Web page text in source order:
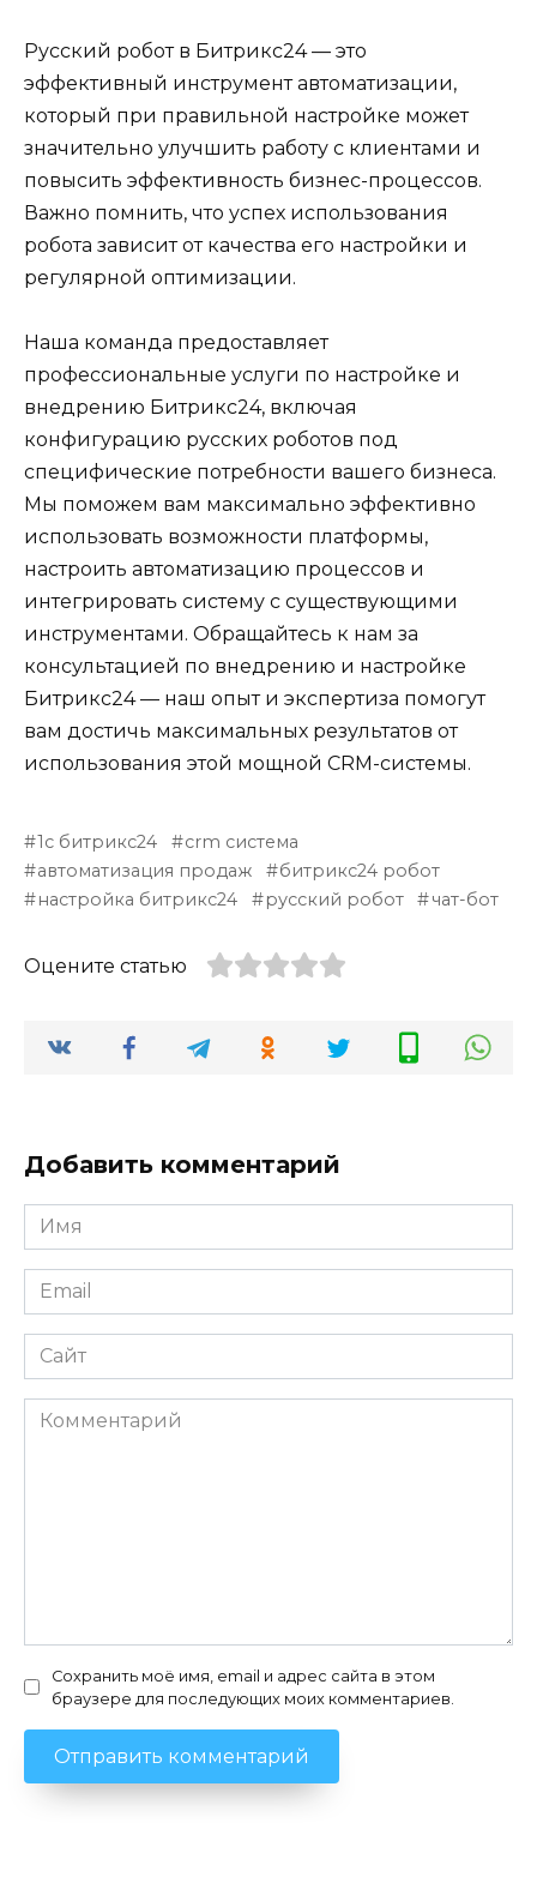
Русский робот в Битрикс24 — это
эффективный инструмент автоматизации,
который при правильной настройке может
значительно улучшить работу с клиентами и
повысить эффективность бизнес-процессов.
Важно помнить, что успех использования
робота зависит от качества его настройки и
регулярной оптимизации.
Наша команда предоставляет
профессиональные услуги по настройке и
внедрению Битрикс24, включая
конфигурацию русских роботов под
специфические потребности вашего бизнеса.
Мы поможем вам максимально эффективно
использовать возможности платформы,
настроить автоматизацию процессов и
интегрировать систему с существующими
инструментами. Обращайтесь к нам за
консультацией по внедрению и настройке
Битрикс24 — наш опыт и экспертиза помогут
вам достичь максимальных результатов от
использования этой мощной CRM-системы.
1с битрикс24
crm система
автоматизация продаж
битрикс24 робот
настройка битрикс24
русский робот чат-бот
Оцените статью
Добавить комментарий
Имя
*
Email
*
Сайт
Комментарий
Сохранить моё имя, email и адрес сайта в этом
браузере для последующих моих комментариев.